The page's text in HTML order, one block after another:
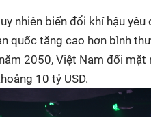
nhiên biến đổi khí hậu
quốc tăng cao hơn bình
2050, Việt Nam đối mặt
10 tỷ USD.